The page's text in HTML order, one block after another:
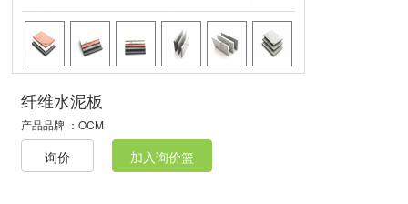
纤维水泥板
产品品牌 ： OCM
询价 加入询价篮